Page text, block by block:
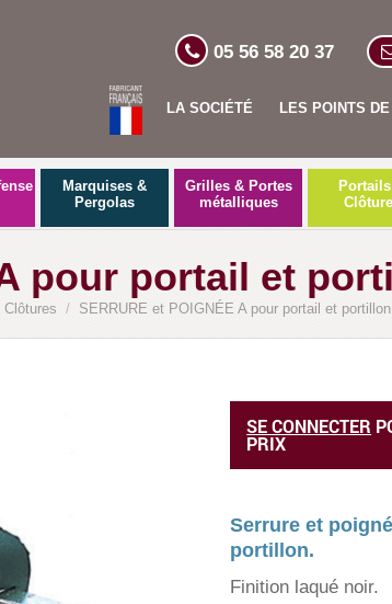
05 56 58 20 37
LES POINTS
LA SOCIÉTÉ
Marquises &
Pergolas
Grilles & Portes
métalliques
pour portail et
Clôtures / SERRURE et POIGNÉE A pour portail et portillon
SE CONNECTER
PRIX
Serrure et
portillon.
Finition laqué noir.